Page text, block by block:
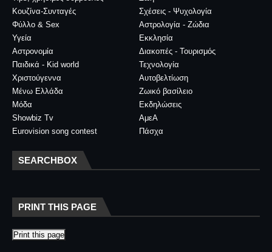
Κουζίνα-Συνταγές
Σχέσεις - Ψυχολογία
Φύλλο & Sex
Αστρολογία - Ζώδια
Υγεία
Εκκλησία
Αστρονομία
Διακοπές - Τουρισμός
Παιδικά - Kid world
Τεχνολογία
Χριστούγεννα
Αυτοβελτίωση
Μένω Ελλάδα
Ζωικό βασίλειο
Μόδα
Εκδηλώσεις
Showbiz Tv
ΑμεΑ
Eurovision song contest
Πάσχα
SEARCHBOX
PRINT THIS PAGE
Print this page